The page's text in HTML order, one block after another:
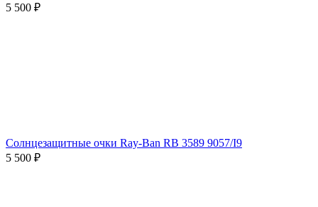
5 500 ₽
Солнцезащитные очки Ray-Ban RB 3589 9057/I9
5 500 ₽